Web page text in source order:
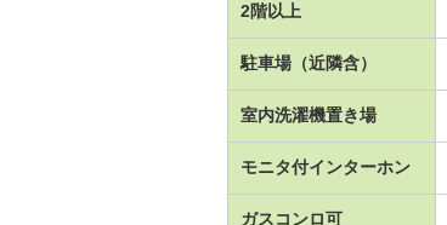
2階以上
駐車場（近隣含）
室内洗濯機置き場
モニタ付インターホン
ガスコンロ可